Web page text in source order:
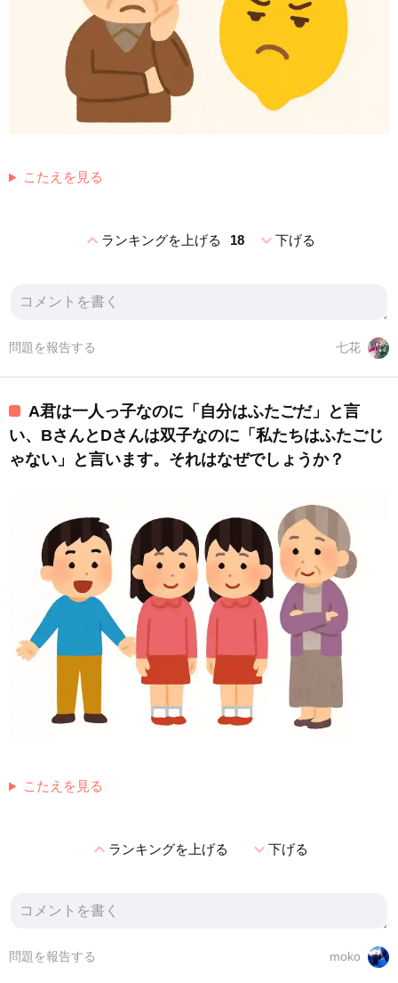
こたえを見る
expand_lessランキングを上げる 18 expand_more下げる
七花
問題を報告する
A君は一人っ子なのに「自分はふたごだ」と言
い、BさんとDさんは双子なのに「私たちはふたごじ
ゃない」と言います。それはなぜでしょうか？
こたえを見る
expand_lessランキングを上げる expand_more下げる
moko
問題を報告する